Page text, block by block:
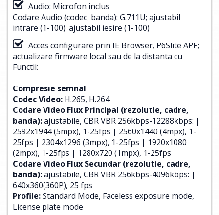
Audio: Microfon inclus
Codare Audio (codec, banda): G.711U; ajustabil
intrare (1-100); ajustabil iesire (1-100)
Acces configurare prin IE Browser, P6Slite APP;
actualizare firmware local sau de la distanta cu
Functii:
Compresie semnal
Codec Video: H.265, H.264
Codare Video Flux Principal (rezolutie, cadre,
banda):ajustabile, CBR VBR 256kbps-12288kbps: |
2592x1944 (5mpx), 1-25fps | 2560x1440 (4mpx), 1-
25fps | 2304x1296 (3mpx), 1-25fps | 1920x1080
(2mpx), 1-25fps | 1280x720 (1mpx), 1-25fps
Codare Video Flux Secundar (rezolutie, cadre,
banda):ajustabile, CBR VBR 256kbps-4096kbps: |
640x360(360P), 25 fps
Profile:Standard Mode, Faceless exposure mode,
License plate mode